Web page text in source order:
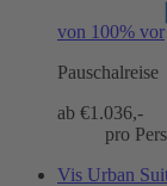
von 100% vor
Pauschalreise
ab €1.036,-
pro
Vis Urban